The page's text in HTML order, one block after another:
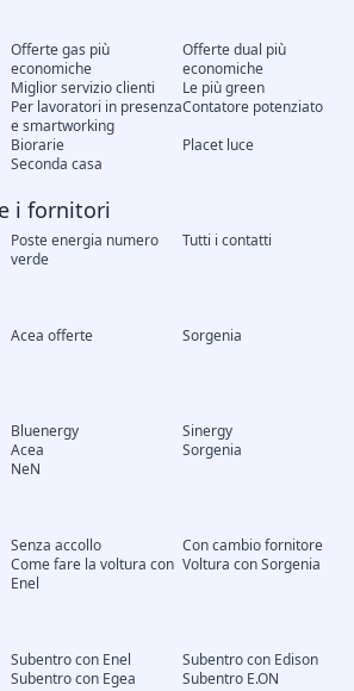
Offerte gas più
economiche
Offerte dual più
economiche
Miglior servizio clienti
Le più green
Per lavoratori in presenza
e smartworking
Contatore potenziato
Biorarie
Placet luce
Seconda casa
i fornitori
Poste energia numero
verde
Tutti i contatti
Acea offerte
Sorgenia
Bluenergy
Sinergy
Acea
Sorgenia
NeN
Senza accollo
Con cambio fornitore
Come fare la voltura con
Enel
Voltura con Sorgenia
Subentro con Enel
Subentro con Edison
Subentro con Egea
Subentro E.ON